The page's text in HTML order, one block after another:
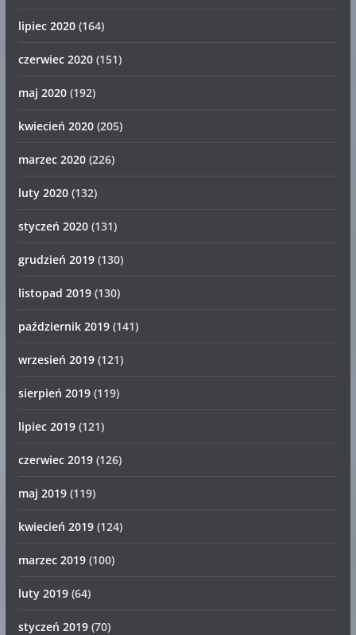
lipiec 2020(164)
czerwiec 2020(151)
maj 2020(192)
kwiecień 2020(205)
marzec 2020(226)
luty 2020(132)
styczeń 2020(131)
grudzień 2019(130)
listopad 2019(130)
październik 2019(141)
wrzesień 2019(121)
sierpień 2019(119)
lipiec 2019(121)
czerwiec 2019(126)
maj 2019(119)
kwiecień 2019(124)
marzec 2019(100)
luty 2019(64)
styczeń 2019(70)